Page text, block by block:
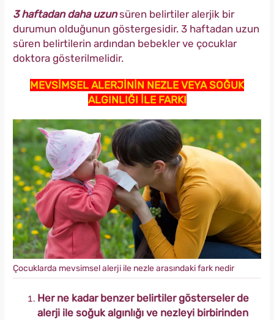
3 haftadan daha uzunsüren belirtiler alerjik bir
durumun olduğunun göstergesidir. 3 haftadan uzun
süren belirtilerin ardından bebekler ve çocuklar
doktora gösterilmelidir.
MEVSİMSEL ALERJİNİN NEZLE VEYA SOĞUK
ALGINLIĞI İLE FARKI
Çocuklarda mevsimsel alerji ile nezle arasındaki fark nedir
Her ne kadar benzer belirtiler gösterseler de
alerji ile soğuk algınlığı ve nezleyi birbirinden